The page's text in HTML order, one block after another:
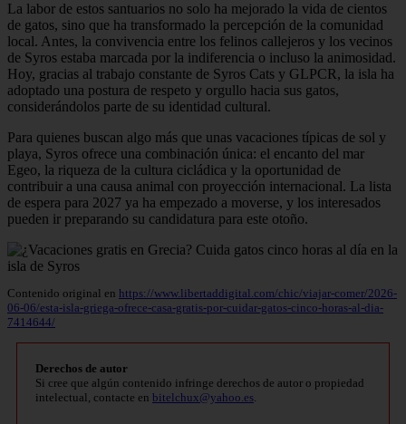
La labor de estos santuarios no solo ha mejorado la vida de cientos
de gatos, sino que ha transformado la percepción de la comunidad
local. Antes, la convivencia entre los felinos callejeros y los vecinos
de Syros estaba marcada por la indiferencia o incluso la animosidad.
Hoy, gracias al trabajo constante de Syros Cats y GLPCR, la isla ha
adoptado una postura de respeto y orgullo hacia sus gatos,
considerándolos parte de su identidad cultural.
Para quienes buscan algo más que unas vacaciones típicas de sol y
playa, Syros ofrece una combinación única: el encanto del mar
Egeo, la riqueza de la cultura cicládica y la oportunidad de
contribuir a una causa animal con proyección internacional. La lista
de espera para 2027 ya ha empezado a moverse, y los interesados
pueden ir preparando su candidatura para este otoño.
Contenido original en https://www.libertaddigital.com/chic/viajar-comer/2026-
06-06/esta-isla-griega-ofrece-casa-gratis-por-cuidar-gatos-cinco-horas-al-dia-
7414644/
Derechos de autor
Si cree que algún contenido infringe derechos de autor o propiedad
intelectual, contacte en bitelchux@yahoo.es